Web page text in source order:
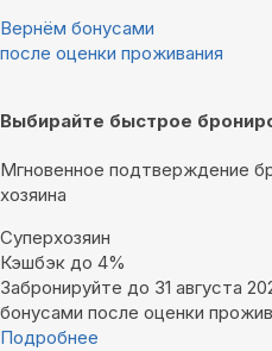
Вернём бонусами
после оценки проживания
Выбирайте быстрое
Мгновенное подтверждение
хозяина
Суперхозяин
Кэшбэк до 4%
Забронируйте до 31 августа
бонусами после оценки
Подробнее